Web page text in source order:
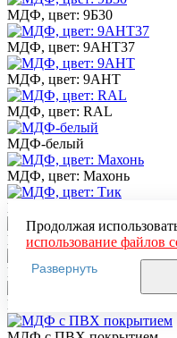
МДФ, цвет: 9Б30
МДФ, цвет: 9АНТ37
МДФ, цвет: 9АНТ
МДФ, цвет: RAL
МДФ-белый
МДФ, цвет: Махонь
МДФ, цвет: Тик
МДФ, цвет: По RAL 9010
МДФ, цвет: Орех
МДФ
Продолжая
использование файлов
пользовательских
местоположении, устройстве,
для функционирования
использования систем
Развернуть